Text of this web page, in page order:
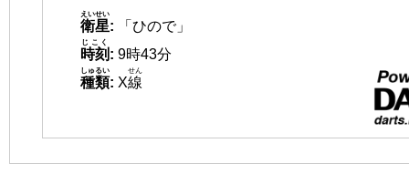
衛星
えいせい
:
「ひので」
時刻
じこく
: 9時43分
種類
しゅるい
: X線
せん